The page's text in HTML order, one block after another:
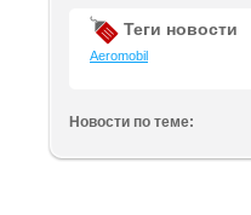
Теги новости
Aeromobil
Новости по теме: